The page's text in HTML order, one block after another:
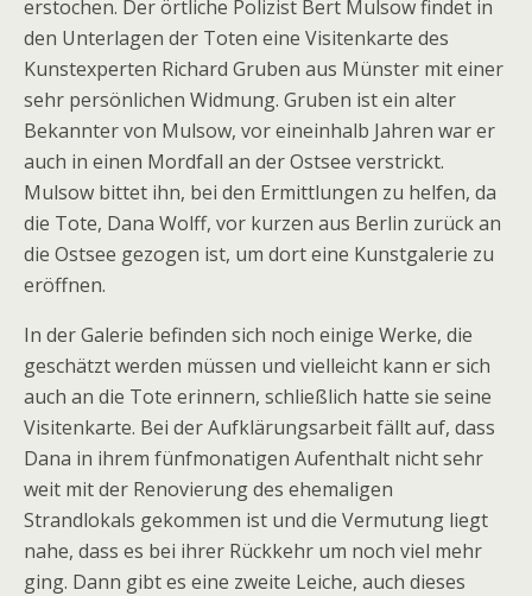
erstochen. Der örtliche Polizist Bert Mulsow findet in
den Unterlagen der Toten eine Visitenkarte des
Kunstexperten Richard Gruben aus Münster mit einer
sehr persönlichen Widmung. Gruben ist ein alter
Bekannter von Mulsow, vor eineinhalb Jahren war er
auch in einen Mordfall an der Ostsee verstrickt.
Mulsow bittet ihn, bei den Ermittlungen zu helfen, da
die Tote, Dana Wolff, vor kurzen aus Berlin zurück an
die Ostsee gezogen ist, um dort eine Kunstgalerie zu
eröffnen.
In der Galerie befinden sich noch einige Werke, die
geschätzt werden müssen und vielleicht kann er sich
auch an die Tote erinnern, schließlich hatte sie seine
Visitenkarte. Bei der Aufklärungsarbeit fällt auf, dass
Dana in ihrem fünfmonatigen Aufenthalt nicht sehr
weit mit der Renovierung des ehemaligen
Strandlokals gekommen ist und die Vermutung liegt
nahe, dass es bei ihrer Rückkehr um noch viel mehr
ging. Dann gibt es eine zweite Leiche, auch dieses